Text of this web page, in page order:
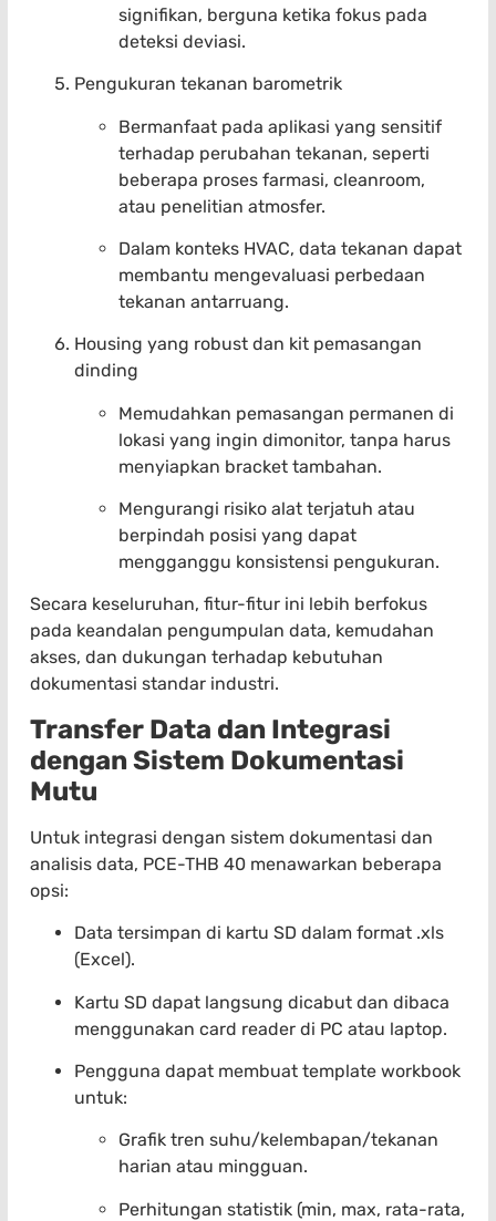
signifikan, berguna ketika fokus pada
deteksi deviasi.
Pengukuran tekanan barometrik
Bermanfaat pada aplikasi yang sensitif
terhadap perubahan tekanan, seperti
beberapa proses farmasi, cleanroom,
atau penelitian atmosfer.
Dalam konteks HVAC, data tekanan dapat
membantu mengevaluasi perbedaan
tekanan antarruang.
Housing yang robust dan kit pemasangan
dinding
Memudahkan pemasangan permanen di
lokasi yang ingin dimonitor, tanpa harus
menyiapkan bracket tambahan.
Mengurangi risiko alat terjatuh atau
berpindah posisi yang dapat
mengganggu konsistensi pengukuran.
Secara keseluruhan, fitur-fitur ini lebih berfokus
pada keandalan pengumpulan data, kemudahan
akses, dan dukungan terhadap kebutuhan
dokumentasi standar industri.
Transfer Data dan Integrasi
dengan Sistem Dokumentasi
Mutu
Untuk integrasi dengan sistem dokumentasi dan
analisis data, PCE-THB 40 menawarkan beberapa
opsi:
Data tersimpan di kartu SD dalam format .xls
(Excel).
Kartu SD dapat langsung dicabut dan dibaca
menggunakan card reader di PC atau laptop.
Pengguna dapat membuat template workbook
untuk:
Grafik tren suhu/kelembapan/tekanan
harian atau mingguan.
Perhitungan statistik (min, max, rata-rata,